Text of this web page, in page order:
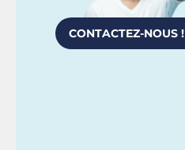
CONTACTEZ-NOUS !